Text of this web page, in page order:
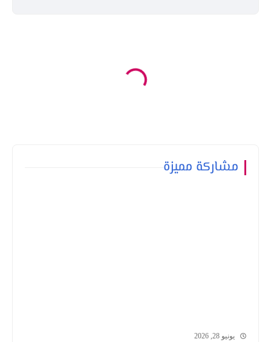
مشاركة مميزة
يونيو 28, 2026